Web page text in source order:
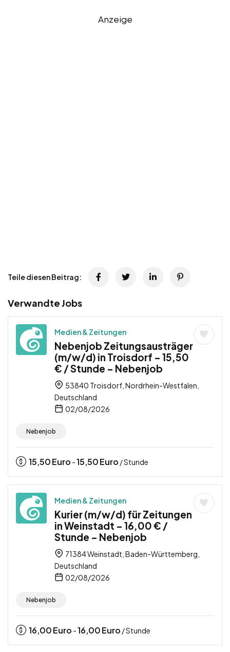
Anzeige
Teile diesen Beitrag:
Verwandte Jobs
Medien & Zeitungen
Nebenjob Zeitungsausträger
(m/w/d) in Troisdorf – 15,50
€ / Stunde – Nebenjob
53840 Troisdorf, Nordrhein-Westfalen,
Deutschland
02/08/2026
Nebenjob
15,50Euro -15,50Euro / Stunde
Medien & Zeitungen
Kurier (m/w/d) für Zeitungen
in Weinstadt – 16,00 € /
Stunde – Nebenjob
71384 Weinstadt, Baden-Württemberg,
Deutschland
02/08/2026
Nebenjob
16,00Euro -16,00Euro / Stunde